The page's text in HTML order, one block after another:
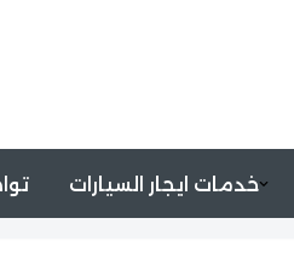
خدمات ايجار السيارات